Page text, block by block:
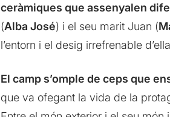
ceràmiques que assenyalen
(Alba José) i el seu marit Juan (
l’entorn i el desig irrefrenable
El camp s’omple de ceps que
que va ofegant la vida de la